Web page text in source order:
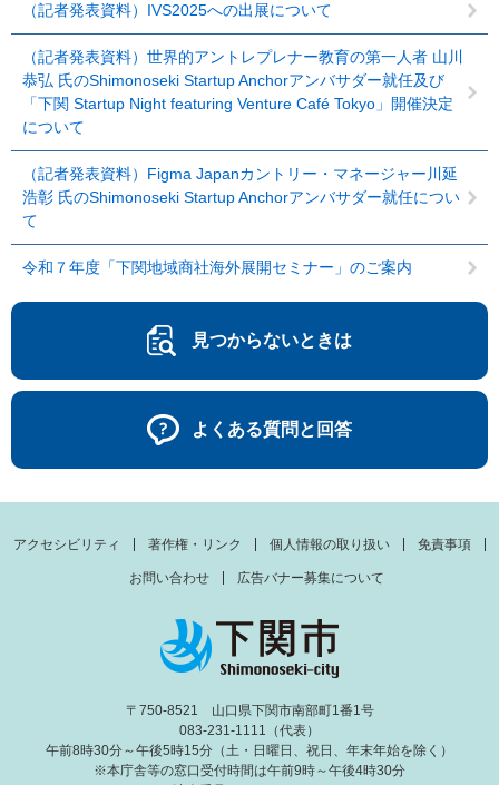
（記者発表資料）IVS2025への出展について
（記者発表資料）世界的アントレプレナー教育の第一人者 山川
恭弘 氏のShimonoseki Startup Anchorアンバサダー就任及び
「下関 Startup Night featuring Venture Café Tokyo」開催決定
について
（記者発表資料）Figma Japanカントリー・マネージャー川延
浩彰 氏のShimonoseki Startup Anchorアンバサダー就任につい
て
令和７年度「下関地域商社海外展開セミナー」のご案内
見つからないときは
よくある質問と回答
アクセシビリティ 著作権・リンク 個人情報の取り扱い 免責事項
お問い合わせ 広告バナー募集について
〒750-8521 山口県下関市南部町1番1号
083-231-1111（代表）
午前8時30分～午後5時15分（土・日曜日、祝日、年末年始を除く）
※本庁舎等の窓口受付時間は午前9時～午後4時30分